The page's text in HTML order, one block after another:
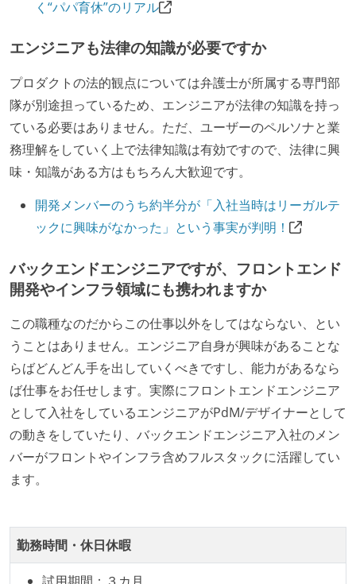
Code）の環境が整備されている
オープンな情報共有
誰もがいつでも閲覧可能になっている
労働環境の自由度
フレックスタイム制または裁量労働制を採用している
メンバーの多様性
外国籍の開発メンバーがいる
待遇・福利厚生
入社時には、各自希望のスペックの PC やディスプレ
希望者には定価 6 万円以上のオフィスチェアが支給さ
れる
ストックオプションまたは自社株購入支援制度がある
く“パパ育休”のリアル
エンジニアも法律の知識が必要ですか
プロダクトの法的観点については弁護士が所属する専門部
隊が別途担っているため、エンジニアが法律の知識を持っ
ている必要はありません。ただ、ユーザーのペルソナと業
務理解をしていく上で法律知識は有効ですので、法律に興
味・知識がある方はもちろん大歓迎です。
開発メンバーのうち約半分が「入社当時はリーガルテ
ックに興味がなかった」という事実が判明！
バックエンドエンジニアですが、フロントエンド
開発やインフラ領域にも携われますか
この職種なのだからこの仕事以外をしてはならない、とい
うことはありません。エンジニア自身が興味があることな
らばどんどん手を出していくべきですし、能力があるなら
ば仕事をお任せします。実際にフロントエンドエンジニア
として入社をしているエンジニアがPdM/デザイナーとして
の動きをしていたり、バックエンドエンジニア入社のメン
バーがフロントやインフラ含めフルスタックに活躍してい
ます。
勤務時間・休日休暇